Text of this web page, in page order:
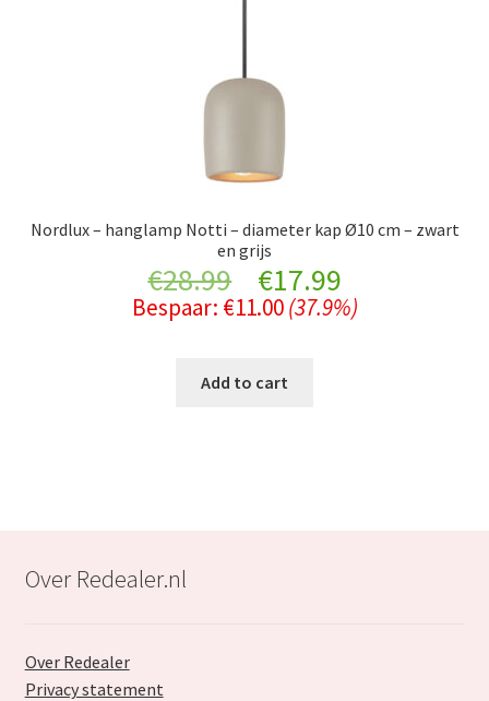
Nordlux – hanglamp Notti – diameter kap Ø10 cm – zwart
en grijs
€28.99
Original
price
was:
€17.99Current
price
Bespaar: €11.00 (37.9%)
Add to cart
Over Redealer.nl
Over Redealer
Privacy statement